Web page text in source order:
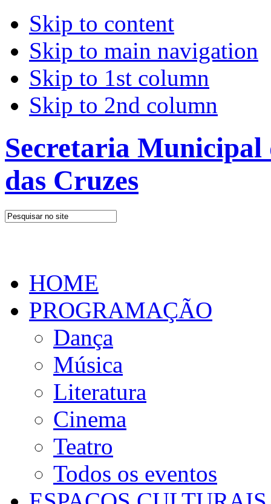
Skip to content
Skip to main navigation
Skip to 1st column
Skip to 2nd column
Secretaria
das Cruzes
HOME
PROGRAMAÇÃO
Dança
Música
Literatura
Cinema
Teatro
Todos os eventos